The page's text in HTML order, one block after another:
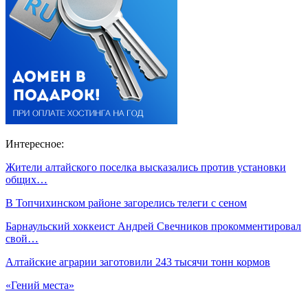
Интересное:
Жители алтайского поселка высказались против установки
общих…
В Топчихинском районе загорелись телеги с сеном
Барнаульский хоккеист Андрей Свечников прокомментировал
свой…
Алтайские аграрии заготовили 243 тысячи тонн кормов
«Гений места»